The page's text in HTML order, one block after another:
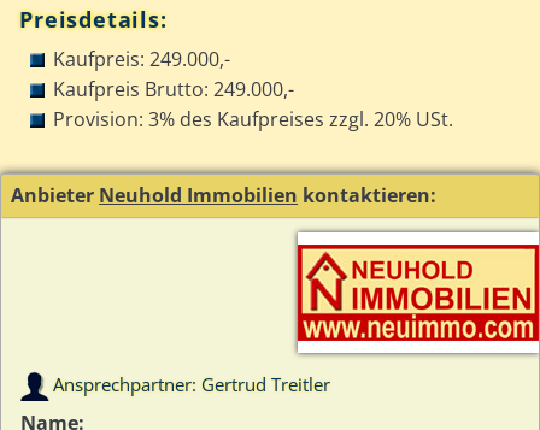
Preisdetails:
Kaufpreis: 249.000,-
Kaufpreis Brutto: 249.000,-
Provision: 3% des Kaufpreises zzgl. 20% USt.
Anbieter Neuhold Immobilien kontaktieren:
Ansprechpartner: Gertrud Treitler
Name: